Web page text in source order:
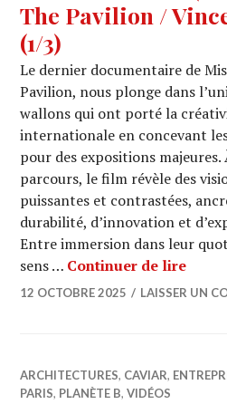
The Pavilion /
(1/3)
Le dernier documentaire de
Pavilion, nous plonge dans
wallons qui ont porté la
internationale en concevant
pour des expositions
parcours, le film révèle des
puissantes et contrastées,
durabilité, d’innovation et
Entre immersion dans leur
sens … Continuer de lire
12 OCTOBRE 2025 LAISSER UN
ARCHITECTURES, CAVIAR,
PARIS, PLANÈTE B,VIDÉOS